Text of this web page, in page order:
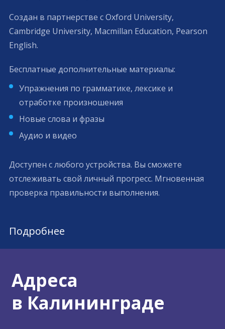
Создан в партнерстве с Oxford University,
Cambridge University, Macmillan Education, Pearson
English.
Бесплатные дополнительные материалы:
Упражнения по грамматике, лексике и
отработке произношения
Новые слова и фразы
Аудио и видео
Доступен с любого устройства. Вы сможете
отслеживать свой личный прогресс. Мгновенная
проверка правильности выполнения.
Подробнее
Адреса
в Калининграде